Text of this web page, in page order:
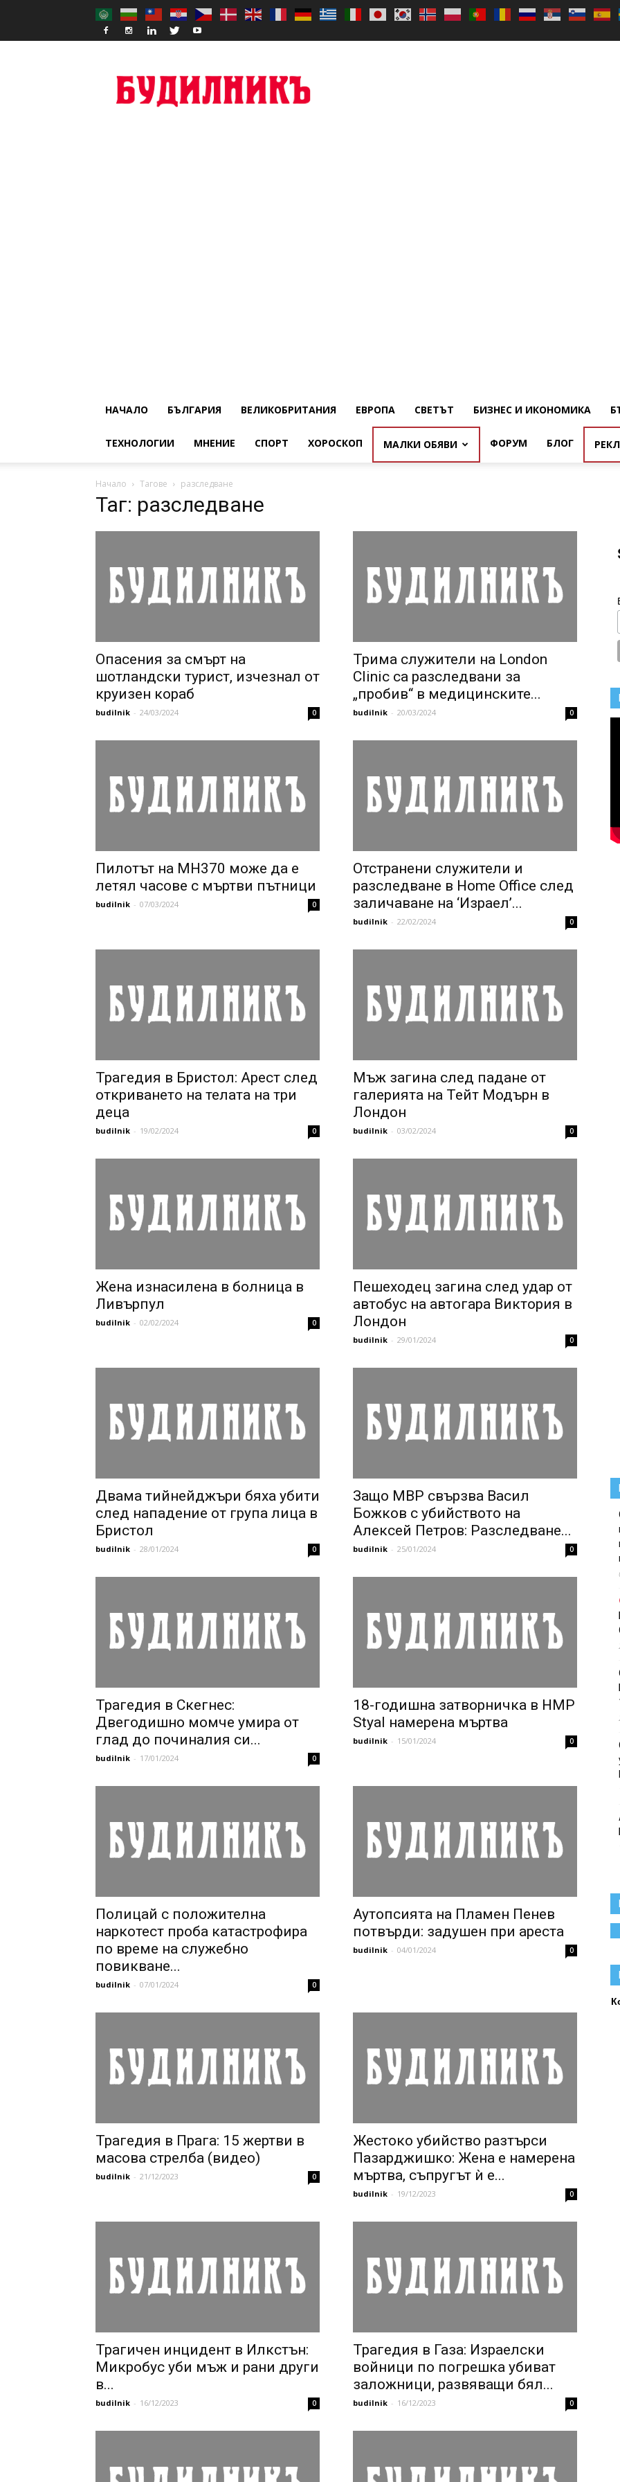
НАЧАЛО БЪЛГАРИЯ ВЕЛИКОБРИТАНИЯ ЕВРОПА СВЕТЪТ БИЗНЕС И ИКОНОМИКА
ТЕХНОЛОГИИ МНЕНИЕ СПОРТ ХОРОСКОП МАЛКИ ОБЯВИ ФОРУМ БЛОГ
Начало Тагове разследване
Таг: разследване
Опасения за смърт на
шотландски турист, изчезнал от
круизен кораб
budilnik - 24/03/2024 0
Трима служители на London
Clinic са разследвани за
„пробив“ в медицинските...
budilnik - 20/03/2024 0
Пилотът на MH370 може да е
летял часове с мъртви пътници
budilnik - 07/03/2024 0
Отстранени служители и
разследване в Home Office след
заличаване на ‘Израел’...
budilnik - 22/02/2024 0
Трагедия в Бристол: Арест след
откриването на телата на три
деца
budilnik - 19/02/2024 0
Мъж загина след падане от
галерията на Тейт Модърн в
Лондон
budilnik - 03/02/2024 0
Жена изнасилена в болница в
Ливърпул
budilnik - 02/02/2024 0
Пешеходец загина след удар от
автобус на автогара Виктория в
Лондон
budilnik - 29/01/2024 0
Двама тийнейджъри бяха убити
след нападение от група лица в
Бристол
budilnik - 28/01/2024 0
Защо МВР свързва Васил
Божков с убийството на
Алексей Петров: Разследване...
budilnik - 25/01/2024 0
Трагедия в Скегнес:
Двегодишно момче умира от
глад до починалия си...
budilnik - 17/01/2024 0
18-годишна затворничка в HMP
Styal намерена мъртва
budilnik - 15/01/2024 0
Полицай с положителна
наркотест проба катастрофира
по време на служебно
повикване...
budilnik - 07/01/2024 0
Аутопсията на Пламен Пенев
потвърди: задушен при ареста
budilnik - 04/01/2024 0
Трагедия в Прага: 15 жертви в
масова стрелба (видео)
budilnik - 21/12/2023 0
Жестоко убийство разтърси
Пазарджишко: Жена е намерена
мъртва, съпругът ѝ е...
budilnik - 19/12/2023 0
Трагичен инцидент в Илкстън:
Микробус уби мъж и рани други
в...
budilnik - 16/12/2023 0
Трагедия в Газа: Израелски
войници по погрешка убиват
заложници, развяващи бял...
budilnik - 16/12/2023 0